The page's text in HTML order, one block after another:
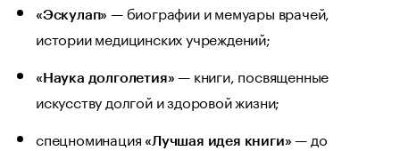
«Эскулап» — биографии и мемуары врачей,
истории медицинских учреждений;
«Наука долголетия» — книги, посвященные
искусству долгой и здоровой жизни;
спецноминация «Лучшая идея книги» — до